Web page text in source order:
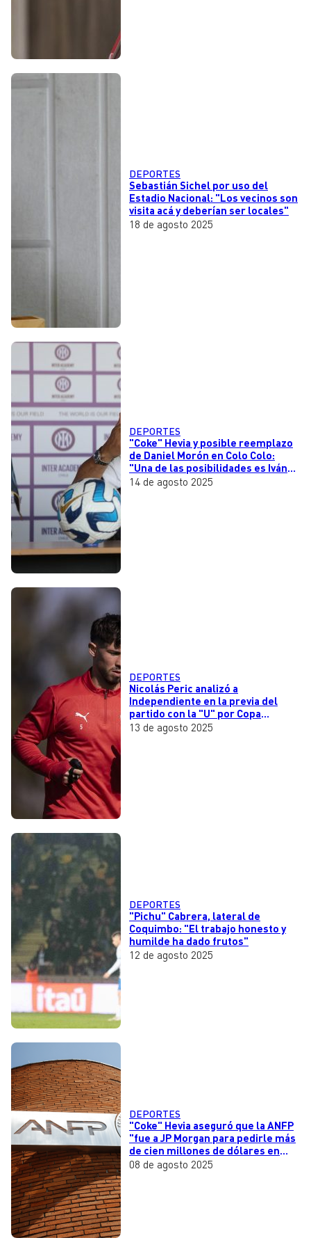
DEPORTES
Sebastián Sichel por uso del
Estadio Nacional: "Los vecinos son
visita acá y deberían ser locales"
18 de agosto 2025
DEPORTES
"Coke" Hevia y posible reemplazo
de Daniel Morón en Colo Colo:
"Una de las posibilidades es Iván
Zamorano"
14 de agosto 2025
DEPORTES
Nicolás Peric analizó a
Independiente en la previa del
partido con la "U" por Copa
Sudamericana y apuntó a debilidad
en sus laterales
13 de agosto 2025
DEPORTES
"Pichu" Cabrera, lateral de
Coquimbo: "El trabajo honesto y
humilde ha dado frutos"
12 de agosto 2025
DEPORTES
"Coke" Hevia aseguró que la ANFP
"fue a JP Morgan para pedirle más
de cien millones de dólares en
préstamos"
08 de agosto 2025